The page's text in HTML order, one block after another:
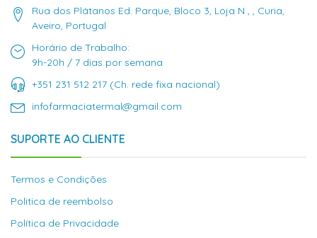
Rua dos Plátanos Ed. Parque, Bloco 3, Loja N , , Curia,
Aveiro, Portugal
Horário de Trabalho:
9h-20h / 7 dias por semana
+351 231 512 217 (Ch. rede fixa nacional)
infofarmaciatermal@gmail.com
SUPORTE AO CLIENTE
Termos e Condições
Politica de reembolso
Política de Privacidade